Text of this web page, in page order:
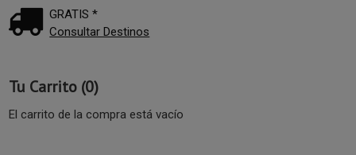
GRATIS *
Consultar Destinos
Tu Carrito (0)
El carrito de la compra está vacío